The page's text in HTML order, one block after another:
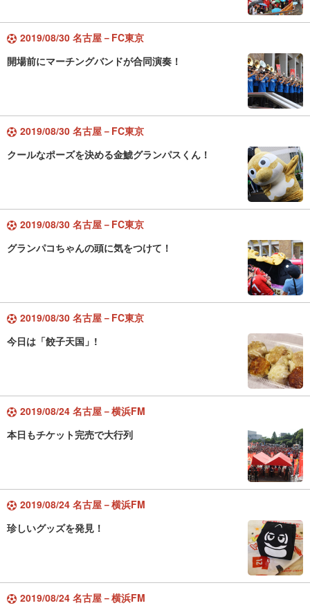
2019/08/30 名古屋－FC東京
開場前にマーチングバンドが合同演奏！
2019/08/30 名古屋－FC東京
クールなポーズを決める金鯱グランパスくん！
2019/08/30 名古屋－FC東京
グランパコちゃんの頭に気をつけて！
2019/08/30 名古屋－FC東京
今日は「餃子天国」!
2019/08/24 名古屋－横浜FM
本日もチケット完売で大行列
2019/08/24 名古屋－横浜FM
珍しいグッズを発見！
2019/08/24 名古屋－横浜FM